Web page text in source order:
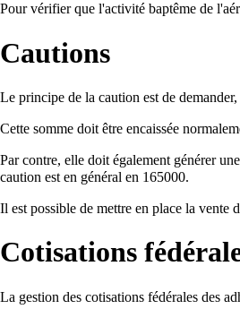
Pour vérifier que l'activité baptême de
Cautions
Le principe de la caution est de
Cette somme doit être encaissée
Par contre, elle doit également générer
caution est en général en 165000.
Il est possible de mettre en place la
Cotisations
La gestion des cotisations fédérales des